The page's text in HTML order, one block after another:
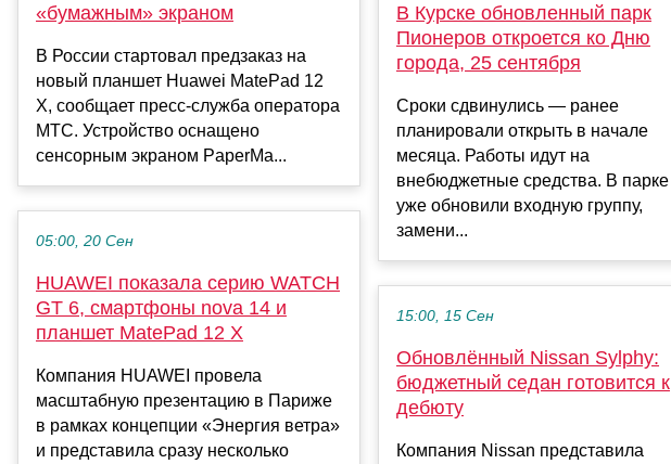
«бумажным» экраном
В России стартовал предзаказ на
новый планшет Huawei MatePad 12
X, сообщает пресс-служба оператора
МТС. Устройство оснащено
сенсорным экраном PaperMa...
05:00, 20 Сен
HUAWEI показала серию WATCH
GT 6, смартфоны nova 14 и
планшет MatePad 12 X
Компания HUAWEI провела
масштабную презентацию в Париже
в рамках концепции «Энергия ветра»
и представила сразу несколько
В Курске обновленный парк
Пионеров откроется ко Дню
города, 25 сентября
Сроки сдвинулись — ранее
планировали открыть в начале
месяца. Работы идут на
внебюджетные средства. В парке
уже обновили входную группу,
замени...
15:00, 15 Сен
Обновлённый Nissan Sylphy:
бюджетный седан готовится к
дебюту
Компания Nissan представила